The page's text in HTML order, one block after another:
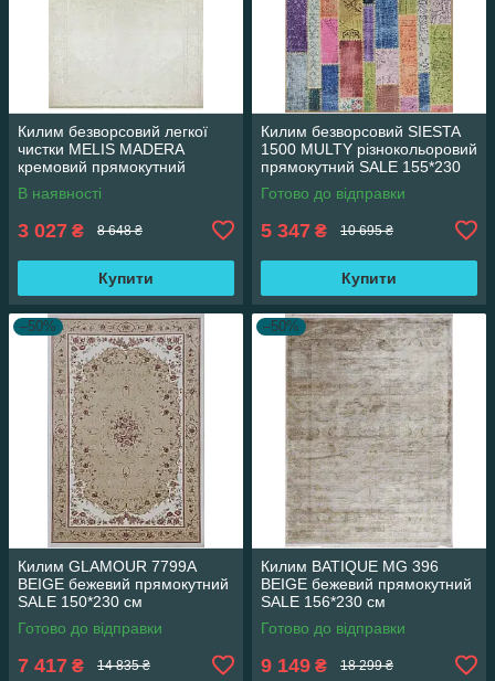
Килим безворсовий легкої
чистки MELIS MADERA
кремовий прямокутний
160*230 см
В наявності
3 027 ₴ 8 648 ₴
Купити
Килим безворсовий SIESTA
1500 MULTY різнокольоровий
прямокутний SALE 155*230
см
Готово до відправки
5 347 ₴ 10 695 ₴
Купити
–50%
Килим GLAMOUR 7799A
BEIGE бежевий прямокутний
SALE 150*230 см
Готово до відправки
7 417 ₴ 14 835 ₴
–50%
Килим BATIQUE MG 396
BEIGE бежевий прямокутний
SALE 156*230 см
Готово до відправки
9 149 ₴ 18 299 ₴